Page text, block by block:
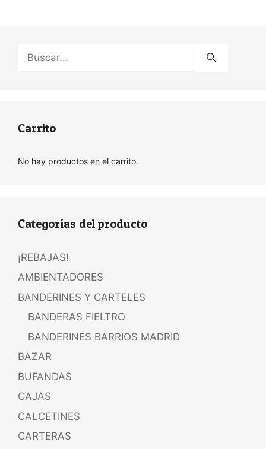
Carrito
No hay productos en el carrito.
Categorías del producto
¡REBAJAS!
AMBIENTADORES
BANDERINES Y CARTELES
BANDERAS FIELTRO
BANDERINES BARRIOS MADRID
BAZAR
BUFANDAS
CAJAS
CALCETINES
CARTERAS